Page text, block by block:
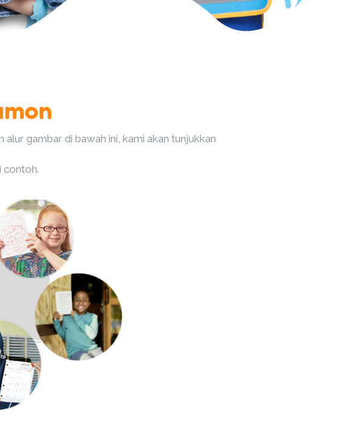
gambar di bawah ini, kami akan tunjukkan
contoh.